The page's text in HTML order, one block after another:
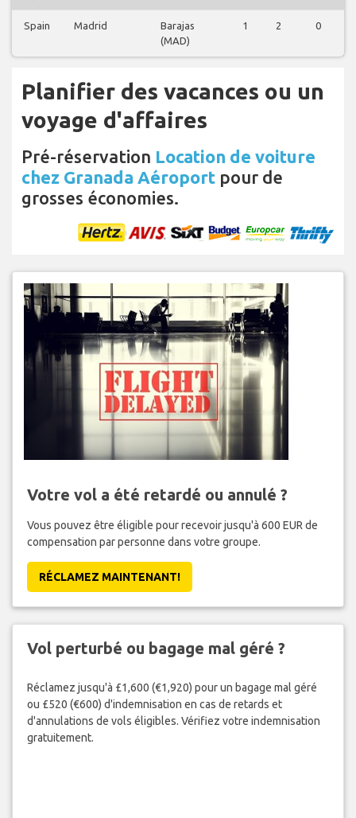
Spain Madrid
Barajas
(MAD)
1 2 0
Planifier des vacances ou un
voyage d'affaires
Pré-réservation Location de voiture
chez Granada Aéroport pour de
grosses économies.
Votre vol a été retardé ou annulé ?
Vous pouvez être éligible pour recevoir jusqu'à 600 EUR de
compensation par personne dans votre groupe.
RÉCLAMEZ MAINTENANT!
Vol perturbé ou bagage mal géré ?
Réclamez jusqu'à £1,600 (€1,920) pour un bagage mal géré
ou £520 (€600) d'indemnisation en cas de retards et
d'annulations de vols éligibles. Vérifiez votre indemnisation
gratuitement.